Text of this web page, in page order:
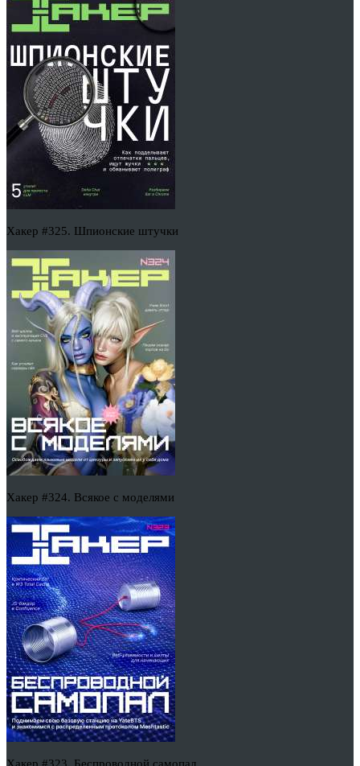
Хакер #325. Шпионские штучки
Хакер #324. Всякое с моделями